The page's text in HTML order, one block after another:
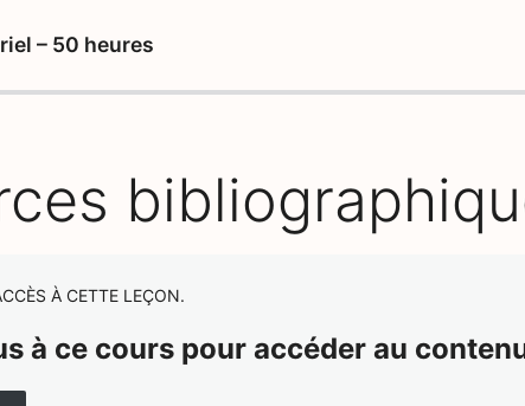
– 50 heures
À CETTE LEÇON.
à ce cours pour accéder au